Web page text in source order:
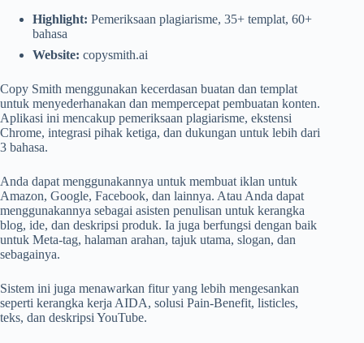
Highlight: Pemeriksaan plagiarisme, 35+ templat, 60+
bahasa
Website: copysmith.ai
Copy Smith menggunakan kecerdasan buatan dan templat
untuk menyederhanakan dan mempercepat pembuatan konten.
Aplikasi ini mencakup pemeriksaan plagiarisme, ekstensi
Chrome, integrasi pihak ketiga, dan dukungan untuk lebih dari
3 bahasa.
Anda dapat menggunakannya untuk membuat iklan untuk
Amazon, Google, Facebook, dan lainnya. Atau Anda dapat
menggunakannya sebagai asisten penulisan untuk kerangka
blog, ide, dan deskripsi produk. Ia juga berfungsi dengan baik
untuk Meta-tag, halaman arahan, tajuk utama, slogan, dan
sebagainya.
Sistem ini juga menawarkan fitur yang lebih mengesankan
seperti kerangka kerja AIDA, solusi Pain-Benefit, listicles,
teks, dan deskripsi YouTube.